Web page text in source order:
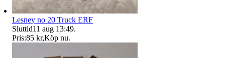
Lesney no 20 Truck ERF
Sluttid11 aug 13:49.
Pris:85 kr,Köp nu.